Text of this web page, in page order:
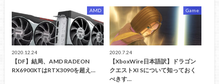
AMD
2020.12.24
【DF】結局、AMD RADEON
RX6900XTはRTX3090を超え…
Game
2020.7.24
【XboxWire日本語訳】ドラゴン
クエストXI Sについて知っておく
べきす…